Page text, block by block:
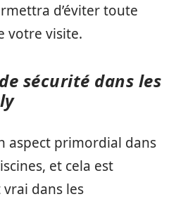
d’éviter toute
votre visite.
sécurité dans les
aspect primordial dans
et cela est
dans les